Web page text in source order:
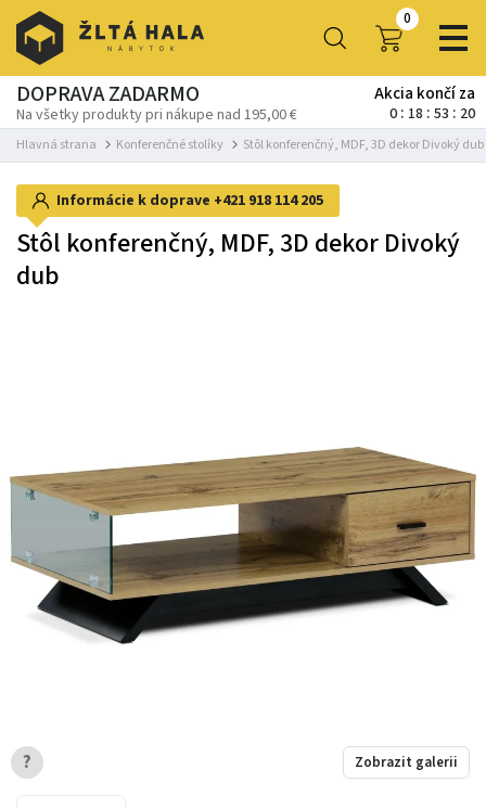
0
DOPRAVA ZADARMO
Na všetky produkty pri nákupe nad 195,00 €
Akcia končí za
0 18 53 19
Hlavná strana Konferenčné stolíky Stôl konferenčný, MDF, 3D dekor Divoký dub
Informácie k doprave +421 918 114 205
Stôl konferenčný, MDF, 3D dekor Divoký
dub
Zobrazit galerii
?